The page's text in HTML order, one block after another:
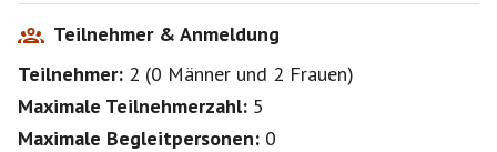
Teilnehmer & Anmeldung
Teilnehmer: 2 (0 Männer und 2 Frauen)
Maximale Teilnehmerzahl: 5
Maximale Begleitpersonen: 0